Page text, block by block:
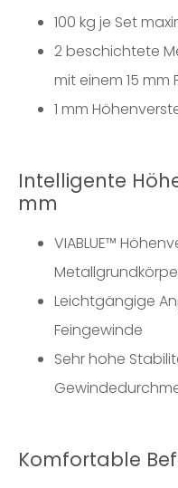
100 kg je Set
2 beschichtete
mit einem 15 mm
1 mm
Intelligente
mm
VIABLUE™
Leichtgängige
Feingewinde
Sehr hohe
Komfortable